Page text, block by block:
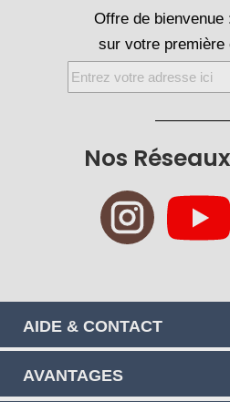
Nos
Offre de bienvenue
sur votre première
Inscription
à
AIDE & CONTACT
AVANTAGES